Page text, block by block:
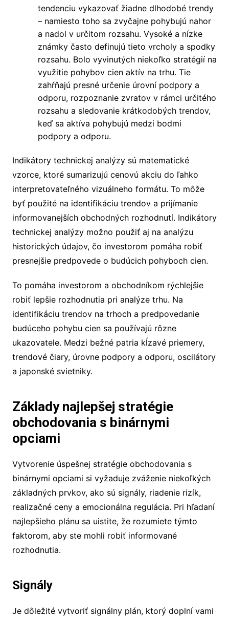
tendenciu vykazovať žiadne dlhodobé trendy
– namiesto toho sa zvyčajne pohybujú nahor
a nadol v určitom rozsahu. Vysoké a nízke
známky často definujú tieto vrcholy a spodky
rozsahu. Bolo vyvinutých niekoľko stratégií na
využitie pohybov cien aktív na trhu. Tie
zahŕňajú presné určenie úrovní podpory a
odporu, rozpoznanie zvratov v rámci určitého
rozsahu a sledovanie krátkodobých trendov,
keď sa aktíva pohybujú medzi bodmi
podpory a odporu.
Indikátory technickej analýzy sú matematické
vzorce, ktoré sumarizujú cenovú akciu do ľahko
interpretovateľného vizuálneho formátu. To môže
byť použité na identifikáciu trendov a prijímanie
informovanejších obchodných rozhodnutí. Indikátory
technickej analýzy možno použiť aj na analýzu
historických údajov, čo investorom pomáha robiť
presnejšie predpovede o budúcich pohyboch cien.
To pomáha investorom a obchodníkom rýchlejšie
robiť lepšie rozhodnutia pri analýze trhu. Na
identifikáciu trendov na trhoch a predpovedanie
budúceho pohybu cien sa používajú rôzne
ukazovatele. Medzi bežné patria kĺzavé priemery,
trendové čiary, úrovne podpory a odporu, oscilátory
a japonské svietniky.
Základy najlepšej stratégie
obchodovania s binárnymi
opciami
Vytvorenie úspešnej stratégie obchodovania s
binárnymi opciami si vyžaduje zváženie niekoľkých
základných prvkov, ako sú signály, riadenie rizík,
realizačné ceny a emocionálna regulácia. Pri hľadaní
najlepšieho plánu sa uistite, že rozumiete týmto
faktorom, aby ste mohli robiť informované
rozhodnutia.
Signály
Je dôležité vytvoriť signálny plán, ktorý doplní vami